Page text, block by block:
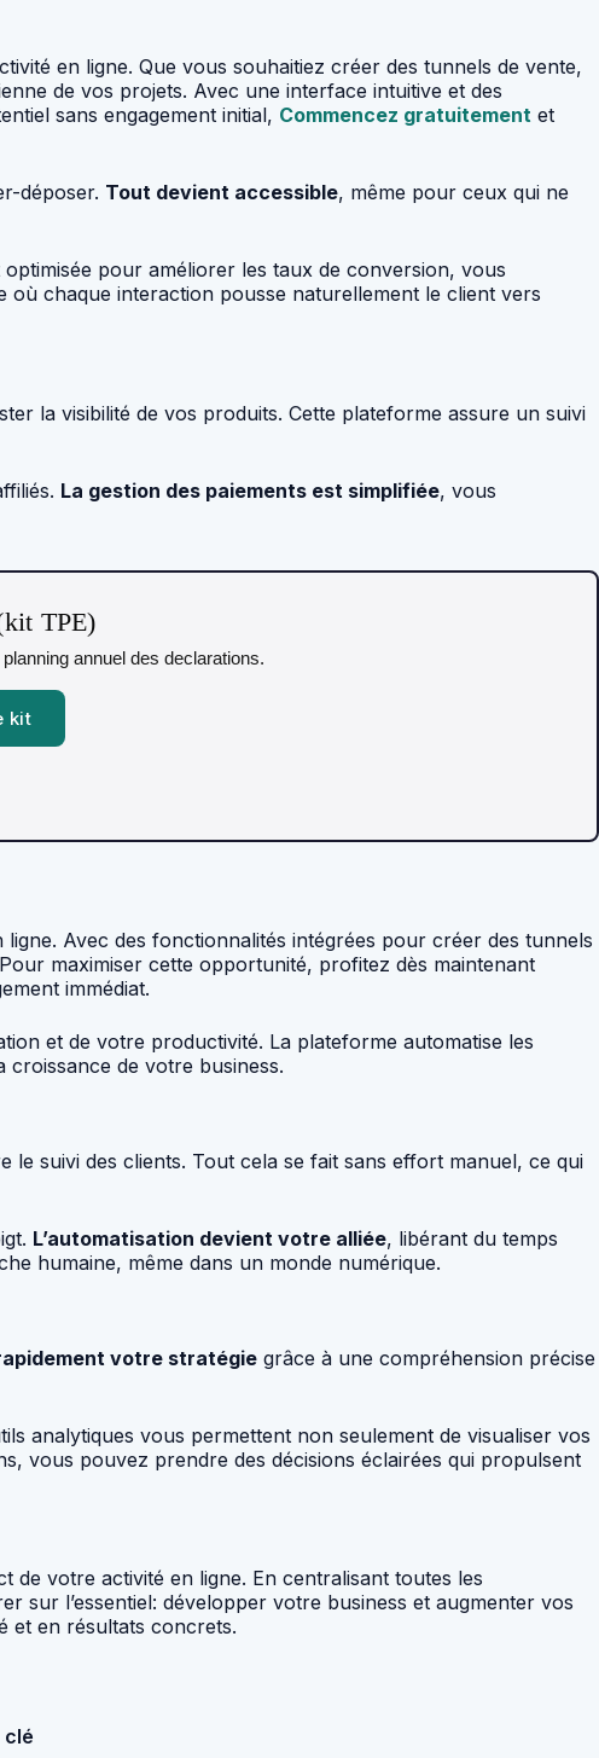
en ligne. Que vous souhaitiez créer des tunnels de vente,
de vos projets. Avec une interface intuitive et des
sans engagement initial, Commencez gratuitement et
déposer. Tout devient accessible, même pour ceux qui ne
pour améliorer les taux de conversion, vous
où chaque interaction pousse naturellement le client vers
la visibilité de vos produits. Cette plateforme assure un suivi
La gestion des paiements est simplifiée, vous
TPE)
annuel des declarations.
kit
Avec des fonctionnalités intégrées pour créer des tunnels
maximiser cette opportunité, profitez dès maintenant
immédiat.
et de votre productivité. La plateforme automatise les
de votre business.
le suivi des clients. Tout cela se fait sans effort manuel, ce qui
L’automatisation devient votre alliée, libérant du temps
humaine, même dans un monde numérique.
votre stratégie grâce à une compréhension précise
analytiques vous permettent non seulement de visualiser vos
vous pouvez prendre des décisions éclairées qui propulsent
de votre activité en ligne. En centralisant toutes les
sur l’essentiel: développer votre business et augmenter vos
et en résultats concrets.
clé